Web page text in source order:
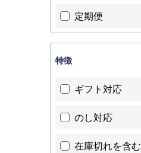
定期便
特徴
ギフト対応
のし対応
在庫切れを含む